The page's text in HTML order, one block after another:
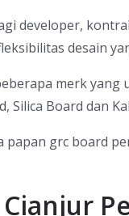
developer,
desain
merk
Silica Board dan
grc board